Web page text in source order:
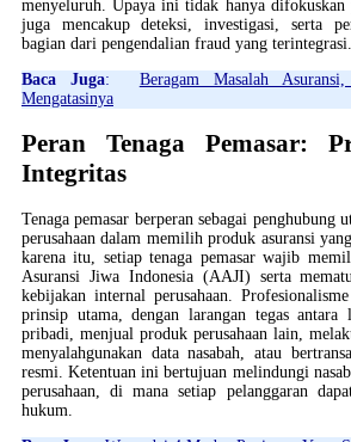
menyeluruh. Upaya ini tidak hanya difokuskan
juga mencakup deteksi, investigasi, serta
bagian dari pengendalian fraud yang terintegrasi.
Baca Juga: Beragam Masalah
Mengatasinya
Peran Tenaga Pemasar:
Integritas
Tenaga pemasar berperan sebagai penghubung
perusahaan dalam memilih produk asuransi
karena itu, setiap tenaga pemasar wajib
Asuransi Jiwa Indonesia (AAJI) serta
kebijakan internal perusahaan.
prinsip utama, dengan larangan tegas antara
pribadi, menjual produk perusahaan lain,
menyalahgunakan data nasabah, atau
resmi. Ketentuan ini bertujuan melindungi
perusahaan, di mana setiap pelanggaran
hukum.